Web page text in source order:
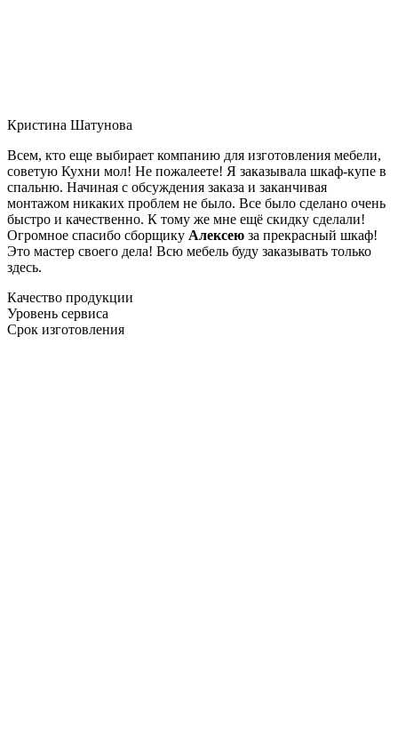
Кристина Шатунова
Всем, кто еще выбирает компанию для изготовления мебели,
советую Кухни мол! Не пожалеете! Я заказывала шкаф-купе в
спальню. Начиная с обсуждения заказа и заканчивая
монтажом никаких проблем не было. Все было сделано очень
быстро и качественно. К тому же мне ещё скидку сделали!
Огромное спасибо сборщику Алексею за прекрасный шкаф!
Это мастер своего дела! Всю мебель буду заказывать только
здесь.
Качество продукции
Уровень сервиса
Срок изготовления